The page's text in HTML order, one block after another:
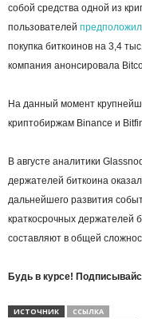
собой средства одной из
пользователей предположил
покупка биткоинов на 3,4
компания анонсировала
На данный момент
криптобиржам Binance и
В августе аналитики
держателей биткоина
дальнейшего развития
краткосрочных держателей
составляют в общей
Будь в курсе!
ИСТОЧНИК
ССЫЛКА